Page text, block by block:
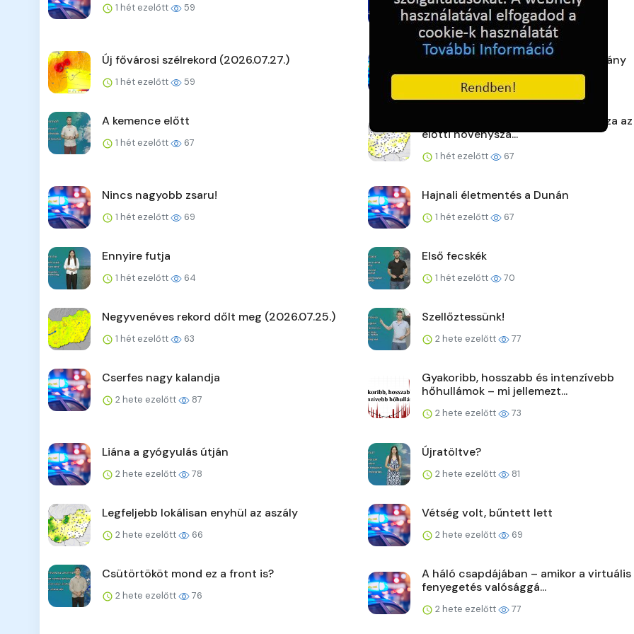
1 hét ezelőtt 59
1 hét ezelőtt 59
Új fővárosi szélrekord (2026.07.27.)
1 hét ezelőtt 59
Zsaruk a körzetből: Borsodi tanulmány
1 hét ezelőtt 60
A kemence előtt
1 hét ezelőtt 67
A szárazság mellett hőség is fokozza
előtti növényszá...
1 hét ezelőtt 67
Nincs nagyobb zsaru!
1 hét ezelőtt 69
Hajnali életmentés a Dunán
1 hét ezelőtt 67
Ennyire futja
1 hét ezelőtt 64
Első fecskék
1 hét ezelőtt 70
Negyvenéves rekord dőlt meg (2026.07.25.)
1 hét ezelőtt 63
Szellőztessünk!
2 hete ezelőtt 77
Cserfes nagy kalandja
2 hete ezelőtt 87
Gyakoribb, hosszabb és intenzívebb
hőhullámok – mi jellemezt...
2 hete ezelőtt 73
Liána a gyógyulás útján
2 hete ezelőtt 78
Újratöltve?
2 hete ezelőtt 81
Legfeljebb lokálisan enyhül az aszály
2 hete ezelőtt 66
Vétség volt, bűntett lett
2 hete ezelőtt 69
Csütörtököt mond ez a front is?
2 hete ezelőtt 76
A háló csapdájában – amikor a virtuális
fenyegetés valósággá...
2 hete ezelőtt 77